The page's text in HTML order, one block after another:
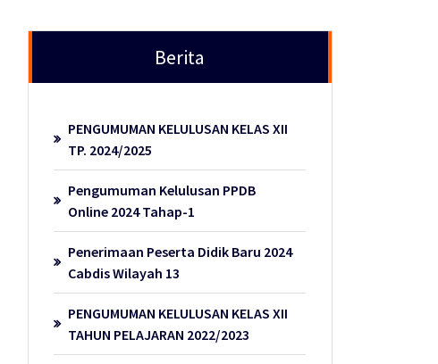
Berita
PENGUMUMAN KELULUSAN KELAS XII
TP. 2024/2025
Pengumuman Kelulusan PPDB
Online 2024 Tahap-1
Penerimaan Peserta Didik Baru 2024
Cabdis Wilayah 13
PENGUMUMAN KELULUSAN KELAS XII
TAHUN PELAJARAN 2022/2023